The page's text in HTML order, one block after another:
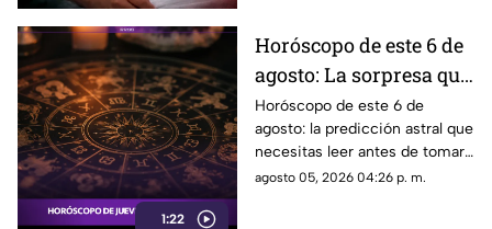
1:22
Horóscopo de este 6 de
agosto: La sorpresa que
espera a tu signo
Horóscopo de este 6 de
agosto: la predicción astral que
necesitas leer antes de tomar
decisiones en el amor o el
agosto 05, 2026 04:26 p. m.